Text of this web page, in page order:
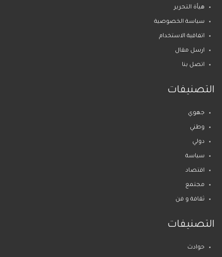
هيأة التحرير
سياسة الخصوصية
اتفاقية الاستخدام
ارسل مقال
اتصل بنا
التصنيفات
جهوي
وطني
دولي
سياسة
اقتصاد
مجتمع
ثقافة و فن
التصنيفات
حوادث